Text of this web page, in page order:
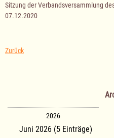
Sitzung der Verbandsversammlung
07.12.2020
Zurück
2026
Juni 2026 (5 Einträge)